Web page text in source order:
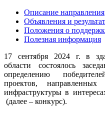
Описание направления
Объявления и
Положения о
Полезная информация
17 сентября 2024 г. в
области состоялось
определению
проектов,
инфраструктуры в
(далее – конкурс).